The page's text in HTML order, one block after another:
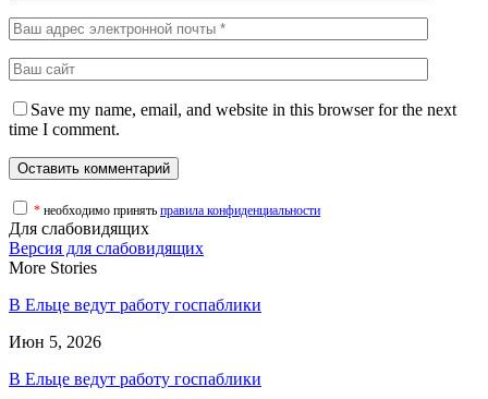
Save my name, email, and website in this browser for the next
time I comment.
* необходимо принять правила конфиденциальности
Для слабовидящих
Версия для слабовидящих
More Stories
В Ельце ведут работу госпаблики
Июн 5, 2026
В Ельце ведут работу госпаблики